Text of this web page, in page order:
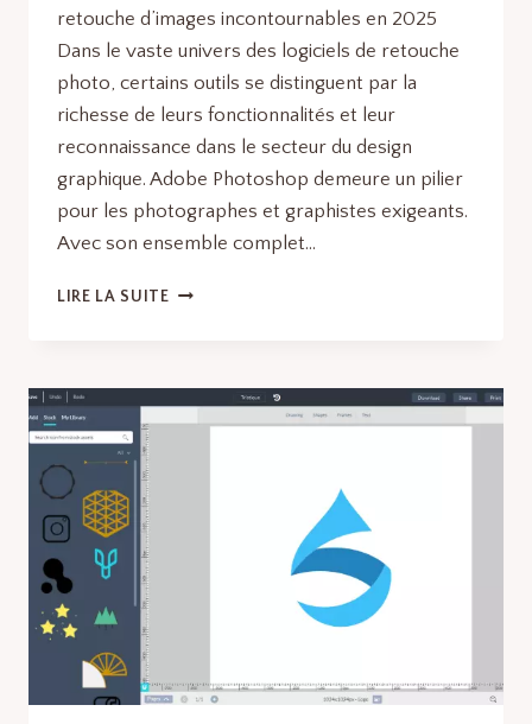
retouche d’images incontournables en 2025
Dans le vaste univers des logiciels de retouche
photo, certains outils se distinguent par la
richesse de leurs fonctionnalités et leur
reconnaissance dans le secteur du design
graphique. Adobe Photoshop demeure un pilier
pour les photographes et graphistes exigeants.
Avec son ensemble complet…
LIRE LA SUITELOGICIELS
: